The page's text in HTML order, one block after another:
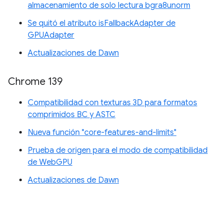
almacenamiento de solo lectura bgra8unorm
Se quitó el atributo isFallbackAdapter de
GPUAdapter
Actualizaciones de Dawn
Chrome 139
Compatibilidad con texturas 3D para formatos
comprimidos BC y ASTC
Nueva función "core-features-and-limits"
Prueba de origen para el modo de compatibilidad
de WebGPU
Actualizaciones de Dawn